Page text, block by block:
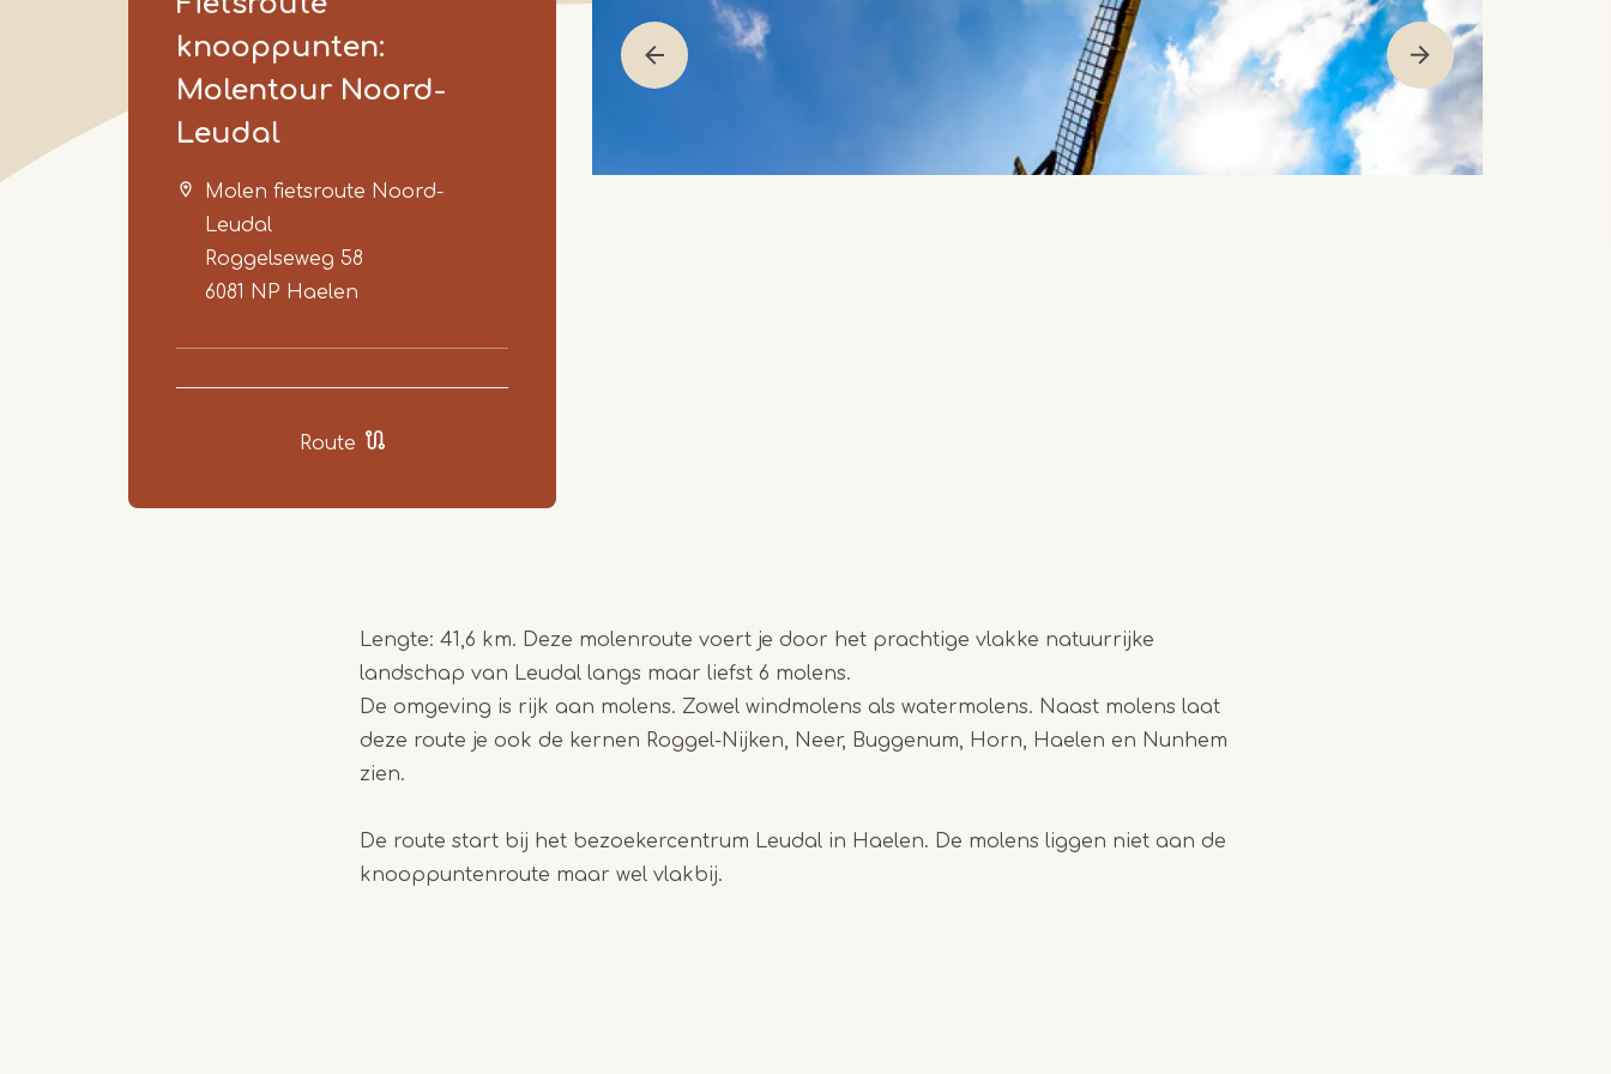
knooppunten:
Molentour Noord-
Leudal
Molen fietsroute Noord-
Leudal
Roggelseweg 58
6081 NP Haelen
Route
1
of
5
Lengte: 41,6 km. Deze molenroute voert je door het prachtige vlakke natuurrijke
landschap van Leudal langs maar liefst 6 molens.
De omgeving is rijk aan molens. Zowel windmolens als watermolens. Naast molens laat
deze route je ook de kernen Roggel-Nijken, Neer, Buggenum, Horn, Haelen en Nunhem
zien.
De route start bij het bezoekercentrum Leudal in Haelen. De molens liggen niet aan de
knooppuntenroute maar wel vlakbij.